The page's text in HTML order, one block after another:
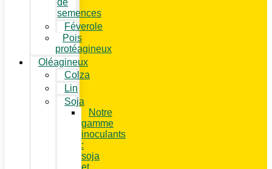
de
semences
Féverole
Pois
protéagineux
Oléagineux
Colza
Lin
Soja
Notre
gamme
inoculants
:
soja
et